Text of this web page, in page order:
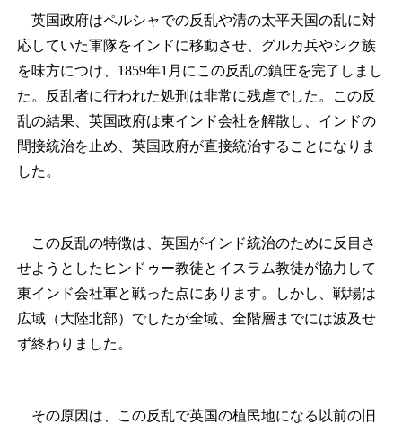
英国政府はペルシャでの反乱や清の太平天国の乱に対
応していた軍隊をインドに移動させ、グルカ兵やシク族
を味方につけ、1859年1月にこの反乱の鎮圧を完了しまし
た。反乱者に行われた処刑は非常に残虐でした。この反
乱の結果、英国政府は東インド会社を解散し、インドの
間接統治を止め、英国政府が直接統治することになりま
した。
この反乱の特徴は、英国がインド統治のために反目さ
せようとしたヒンドゥー教徒とイスラム教徒が協力して
東インド会社軍と戦った点にあります。しかし、戦場は
広域（大陸北部）でしたが全域、全階層までには波及せ
ず終わりました。
その原因は、この反乱で英国の植民地になる以前の旧